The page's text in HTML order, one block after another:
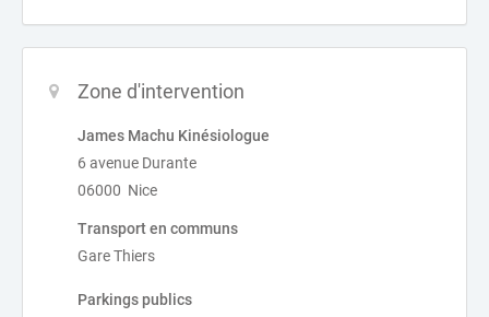
Zone d'intervention
James Machu Kinésiologue
6 avenue Durante
06000 Nice
Transport en communs
Gare Thiers
Parkings publics